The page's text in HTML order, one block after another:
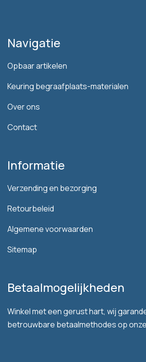
Navigatie
Opbaar artikelen
Keuring begraafplaats-materialen
Over ons
Contact
Informatie
Verzending en bezorging
Retourbeleid
Algemene voorwaarden
Sitemap
Betaalmogelijkheden
Winkel met een gerust hart, wij
betrouwbare betaalmethodes op